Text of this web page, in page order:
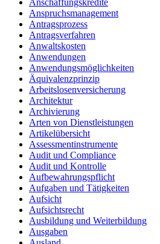
Anschaffungskredite
Anspruchsmanagement
Antragsprozess
Antragsverfahren
Anwaltskosten
Anwendungen
Anwendungsmöglichkeiten
Äquivalenzprinzip
Arbeitslosenversicherung
Architektur
Archivierung
Arten von Dienstleistungen
Artikelübersicht
Assessmentinstrumente
Audit und Compliance
Audit und Kontrolle
Aufbewahrungspflicht
Aufgaben und Tätigkeiten
Aufsicht
Aufsichtsrecht
Ausbildung und Weiterbildung
Ausgaben